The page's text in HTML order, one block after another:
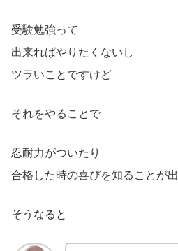
受験勉強って
出来ればやりたくないし
ツラいことですけど
それをやることで
忍耐力がついたり
合格した時の喜びを知ることが
そうなると